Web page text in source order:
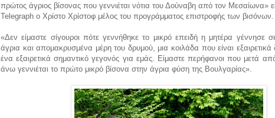
πρώτος άγριος βίσονας που γεννιέται νότια του Δούναβη από τον Μεσαίωνα»
Telegraph ο Χρίστο Χρίστοφ μέλος του προγράμματος επιστροφής των βισόνων.
«Δεν είμαστε σίγουροι πότε γεννήθηκε το μικρό επειδή η μητέρα γέννησε
άγρια και απομακρυσμένα μέρη του δρυμού, μια κοιλάδα που είναι εξαιρετικά
ένα εξαιρετικά σημαντικό γεγονός για εμάς. Είμαστε περήφανοι που μετά
άνω γεννιέται το πρώτο μικρό βίσονα στην άγρια φύση της Βουλγαρίας».